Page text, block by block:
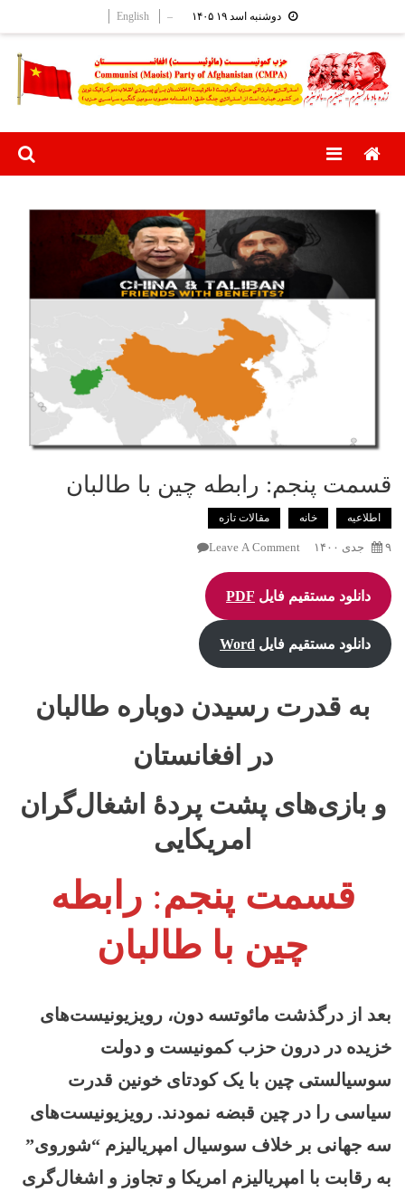
to
content
دوشنبه اسد ۱۹ ۱۴۰۵ –
English
Menu
قسمت پنجم: رابطه چین با طالبان
اطلاعیه خانه ﻣﻘﺎﻻﺕ ﺗﺎﺯﻩ
۹ جدی ۱۴۰۰ Leave A Comment
دانلود مستقیم فایل PDF
دانلود مستقیم فایل Word
به قدرت رسیدن دوباره طالبان
در افغانستان
و بازی‌های پشت پردۀ اشغال‌گران
امریکایی
قسمت پنجم:رابطه
چین با طالبان
بعد از درگذشت مائوتسه دون، رویزیونیست‌های
خزیده در درون حزب کمونیست و دولت
سوسیالستی چین با یک کودتای خونین قدرت
سیاسی را در چین قبضه نمودند. رویزیونیست‌های
سه جهانی بر خلاف سوسیال امپریالیزم “شوروی”
به رقابت با امپریالیزم امریکا و تجاوز و اشغال‌گری